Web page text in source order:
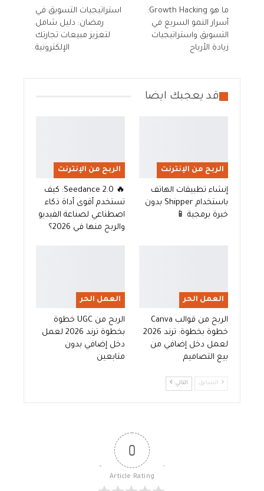
ما هو Growth Hacking:
أسرار النمو السريع في
التسويق واستراتيجيات
زيادة الأرباح
استراتيجيات التسويق في
رمضان: دليل شامل
لتعزيز مبيعات تجارتك
الإلكترونية
قد يعجبك ايضا
الربح من الإنترنت
إنشاء تطبيقات الهاتف
باستخدام Shipper بدون
خبرة برمجية 📱
الربح من الإنترنت
🔥 Seedance 2.0: كيف
تستخدم أقوى أداة ذكاء
اصطناعي لصناعة الفيديو
والربح منها في 2026؟
العمل الحر
الربح من قوالب Canva
خطوة بخطوة: ترند 2026
لعمل دخل إضافي من
بيع التصاميم
العمل الحر
الربح من UGC خطوة
بخطوة ترند 2026 لعمل
دخل إضافي بدون
متابعين
السابق التالي
0
Article Rating